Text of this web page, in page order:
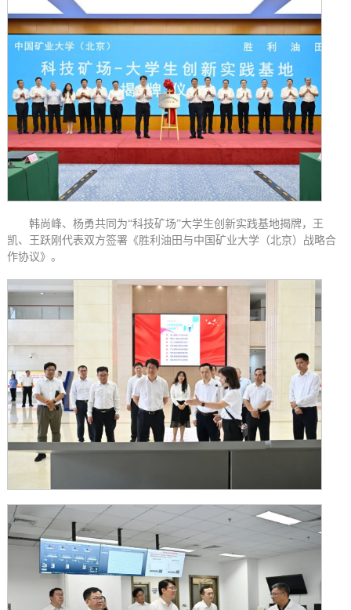
韩尚峰、杨勇共同为“科技矿场”大学生创新实践基地揭牌，王
凯、王跃刚代表双方签署《胜利油田与中国矿业大学（北京）战略合
作协议》。